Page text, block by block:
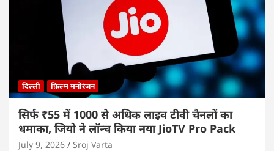
दिल्ली फ़िल्म मनोरंजन
सिर्फ ₹55 में 1000 से अधिक लाइव टीवी चैनलों का
धमाका, जियो ने लॉन्च किया नया JioTV Pro Pack
July 9, 2026 Sroj Varta